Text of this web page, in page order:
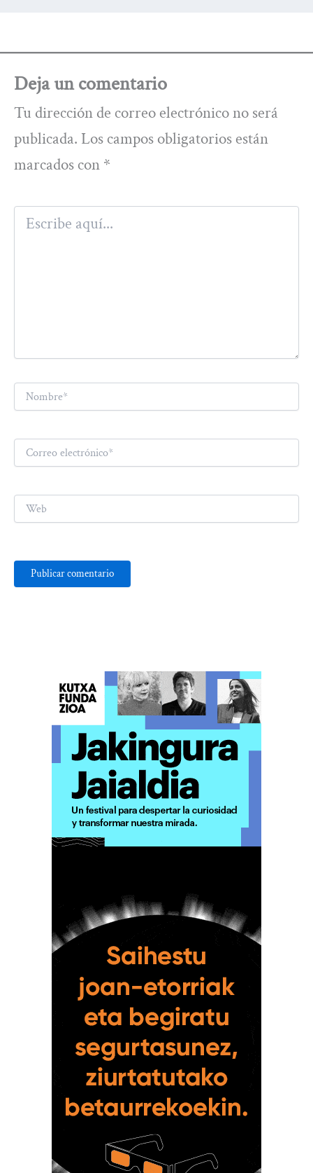
Deja un comentario
Tu dirección de correo electrónico no será
publicada. Los campos obligatorios están
marcados con *
Escribe
aquí...
Nombre*
Correo
electrónico*
Web